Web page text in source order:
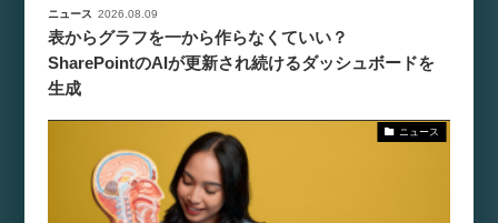
ニュース 2026.08.09
表からグラフを一から作らなくていい？
SharePointのAIが更新され続けるダッシュボードを
生成
ニュース